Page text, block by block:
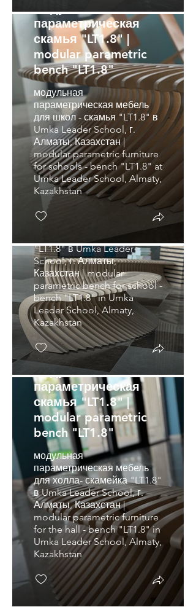
модульная
параметрическая
скамья "LT1.8" |
modular parametric
bench "LT1.8"
модульная
параметрическая мебель
для школ - скамья "LT1.8" в
Umka Leader School, г.
Алматы, Казахстан |
modular parametric furniture
for schools - bench "LT1.8" at
Umka Leader School, Almaty,
Kazakhstan
модульная
параметрическая
скамья "LT1.8" |
modular parametric
bench "LT1.8"
модульная
параметрическая скамья
для школы - скамейка
"LT1.8" в Umka Leader
School, г. Алматы,
Казахстан | modular
parametric bench for school -
bench "LT1.8" in Umka
Leader School, Almaty,
Kazakhstan
модульная
параметрическая
скамья "LT1.8" |
modular parametric
bench "LT1.8"
модульная
параметрическая мебель
для холла- скамейка "LT1.8"
в Umka Leader School, г.
Алматы, Казахстан |
modular parametric furniture
for the hall - bench "LT1.8" in
Umka Leader School, Almaty,
Kazakhstan